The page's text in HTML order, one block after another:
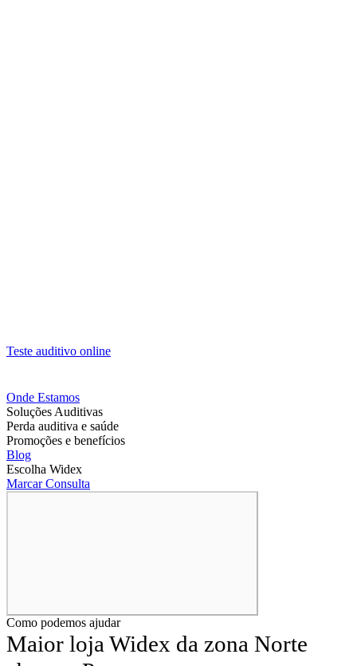
Teste auditivo online
Onde Estamos
Soluções Auditivas
Perda auditiva e saúde
Promoções e benefícios
Blog
Escolha Widex
Marcar Consulta
Como podemos ajudar
Maior loja Widex da zona Norte